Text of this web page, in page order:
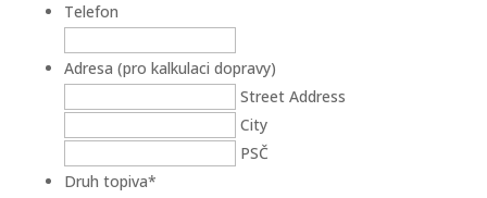
Telefon
Adresa (pro kalkulaci dopravy)
Street Address
City
PSČ
Druh topiva*